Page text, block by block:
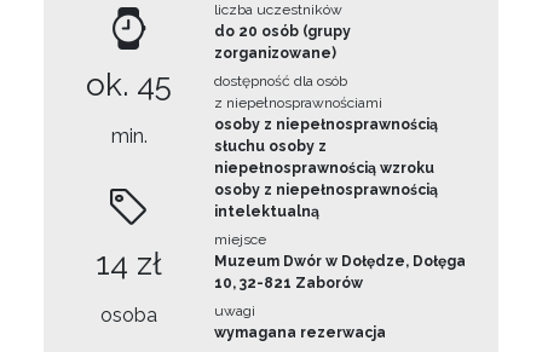
ok. 45
min.
14 zł
osoba
liczba uczestników
do 20 osób (grupy
zorganizowane)
dostępność dla osób
z niepełnosprawnościami
osoby z niepełnosprawnością
słuchu osoby z
niepełnosprawnością wzroku
osoby z niepełnosprawnością
intelektualną
miejsce
Muzeum Dwór w Dołędze, Dołęga
10, 32-821 Zaborów
uwagi
wymagana rezerwacja